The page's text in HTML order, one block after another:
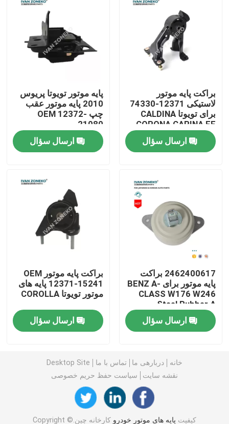
درباره ما
تور کارخانه
کنترل کیفیت
با ما تماس بگیرید
پایه های موتور خودرو
نصب موتور عقب
نصب موتور لاستیکی
نصب موتور هیوندای
لینک نوار تثبیت کننده
براکت پایه موتور
لاستیکی 12371-74330
برای تویوتا CALDINA
CORONA CARINA FF
ارسال سؤال
پایه موتور تویوتا پریوس
2010 پایه موتور عقب
چپ OEM 12372-
21080
ارسال سؤال
2462400617 براکت
پایه موتور برای BENZ A-
CLASS W176 W246
Steel Rubber A
2462400617
ارسال سؤال
براکت پایه موتور OEM
12371-15241 پایه های
موتور تویوتا COROLLA
ارسال سؤال
خانه دربارهی ما تماس با ما
Desktop Site
نقشه سایت
سیاست حفظ حریم خصوصی
کیفیت پایه های موتور خودرو کارخانه چین.Copyright ©